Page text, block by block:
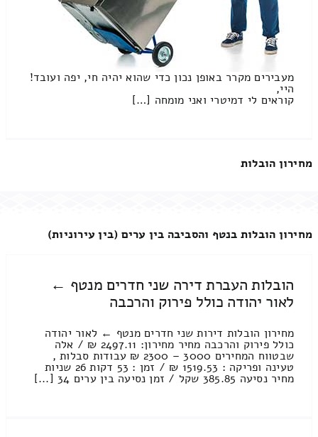
מעבירים מקרר באופן נכון כדי שהוא יהיה חי, יפה ועובד!
היי,
קוראים לי דמיטרי ואני מומחה […]
מחירון הובלות
מחירון הובלות בנטף והסביבה בין ערים (בין עירוניות)
הובלות העברת דירה שני חדרים מנטף ←
לאור יהודה כולל פירוק והרכבה
מחירון הובלות דירות שני חדרים מנטף ← לאור יהודה
כולל פירוק והרכבה מחיר מחירון: 2497.11 ₪ / אלה
שבטווח המחירים 3000 – 2300 ₪ עבודות סבלות ,
טעינה ופריקה : 1519.53 ₪ / זמן : 53 דקות 26 שניות
מחיר נסיעה 385.85 שקל / זמן נסיעה בין ערים 34 [...]